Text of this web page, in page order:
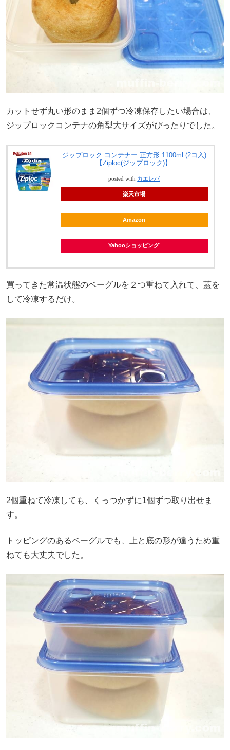
カットせず丸い形のまま2個ずつ冷凍保存したい場合は、
ジップロックコンテナの角型大サイズがぴったりでした。
ジップロック コンテナー 正方形 1100mL(2コ入)
【Ziploc(ジップロック)】
posted with カエレバ
楽天市場
Amazon
Yahooショッピング
買ってきた常温状態のベーグルを２つ重ねて入れて、蓋を
して冷凍するだけ。
2個重ねて冷凍しても、くっつかずに1個ずつ取り出せま
す。
トッピングのあるベーグルでも、上と底の形が違うため重
ねても大丈夫でした。